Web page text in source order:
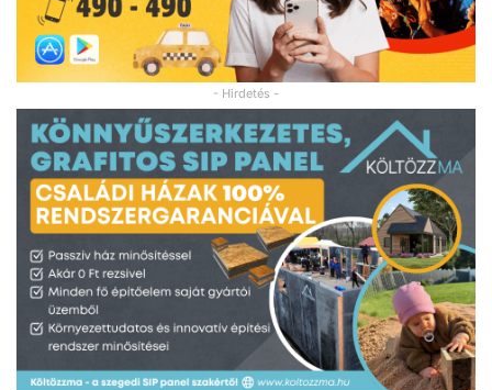
- Hirdetés -